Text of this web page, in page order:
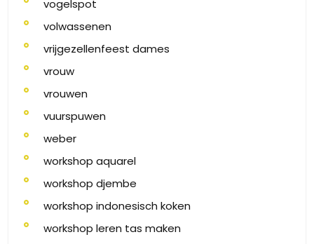
vogelspot
volwassenen
vrijgezellenfeest dames
vrouw
vrouwen
vuurspuwen
weber
workshop aquarel
workshop djembe
workshop indonesisch koken
workshop leren tas maken